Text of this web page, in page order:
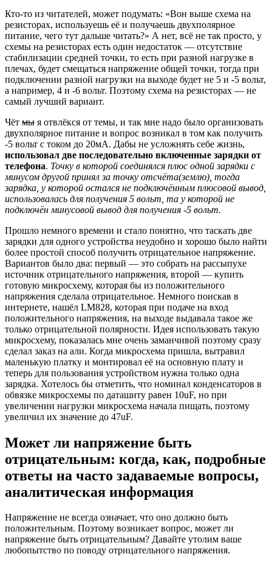
Кто-то из читателей, может подумать: «Вон выше схема на
резисторах, используешь её и получаешь двухполярное
питание, чего тут дальше читать?» А нет, всё не так просто, у
схемы на резисторах есть один недостаток — отсутствие
стабилизации средней точки, то есть при разной нагрузке в
плечах, будет смещаться напряжение общей точки, тогда при
подключении разной нагрузки на выходе будет не 5 и -5 вольт,
а например, 4 и -6 вольт. Поэтому схема на резисторах — не
самый лучший вариант.
Чёт мы я отвлёкся от темы, и так мне надо было организовать
двухполярное питание и вопрос возникал в том как получить
-5 вольт с током до 20мА. Дабы не усложнять себе жизнь,
использовал две последовательно включенные зарядки от
телефона. Точку в которой соединялся плюс одной зарядки с
минусом другой принял за точку отсчёта(землю), тогда
зарядка, у которой остался не подключённым плюсовой вывод,
использовалась для получения 5 вольт, та у которой не
подключён минусовой вывод для получения -5 вольт.
Прошло немного времени и стало понятно, что таскать две
зарядки для одного устройства неудобно и хорошо было найти
более простой способ получить отрицательное напряжение.
Вариантов было два: первый — это собрать на рассыпухе
источник отрицательного напряжения, второй — купить
готовую микросхему, которая бы из положительного
напряжения сделала отрицательное. Немного поискав в
интернете, нашёл LM828, которая при подаче на вход
положительного напряжения, на выходе выдавала такое же
только отрицательной полярности. Идея использовать такую
микросхему, показалась мне очень заманчивой поэтому сразу
сделал заказ на али. Когда микросхема пришла, вытравил
маленькую платку и монтировал её на основную плату и
теперь для пользования устройством нужна только одна
зарядка. Хотелось бы отметить, что номинал конденсаторов в
обвязке микросхемы по даташиту равен 10uF, но при
увеличении нагрузки микросхема начала пищать, поэтому
увеличил их значение до 47uF.
Может ли напряжение быть
отрицательным: когда, как, подробные
ответы на часто задаваемые вопросы,
аналитическая информация
Напряжение не всегда означает, что оно должно быть
положительным. Поэтому возникает вопрос, может ли
напряжение быть отрицательным? Давайте утолим ваше
любопытство по поводу отрицательного напряжения.